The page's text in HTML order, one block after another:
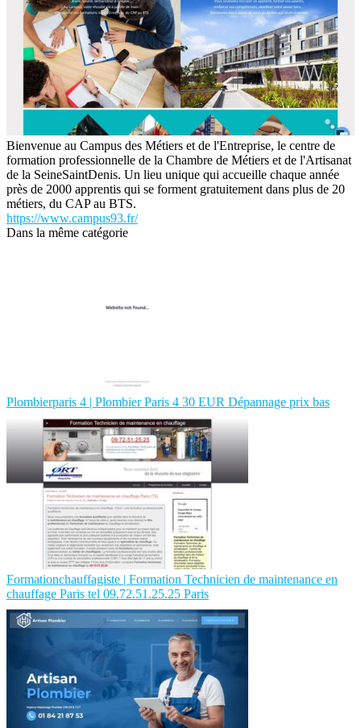
Bienvenue au Campus des Métiers et de l'Entreprise, le centre de
formation professionnelle de la Chambre de Métiers et de l'Artisanat
de la SeineSaintDenis. Un lieu unique qui accueille chaque année
près de 2000 apprentis qui se forment gratuitement dans plus de 20
métiers, du CAP au BTS.
https://www.campus93.fr/
Dans la même catégorie
Plom­bier­pa­ris 4 | Plombier Paris 4 30 EUR Dépannage prix bas
For­mationchauffa­giste | Formation Technicien de maintenance en
chauffage Paris tel 09.72.51.25.25 Paris